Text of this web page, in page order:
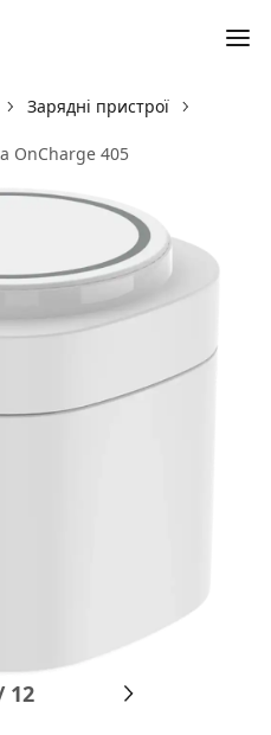
Зарядні пристрої
OnCharge 405
12